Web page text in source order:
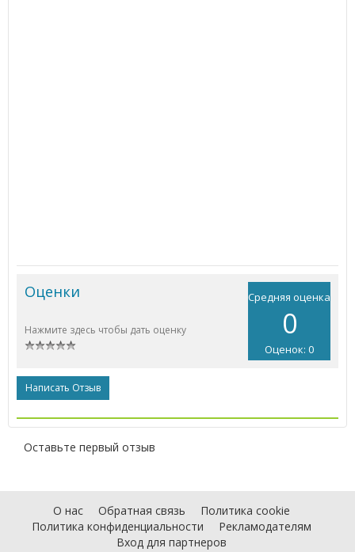
Средняя оценка
0
Оценок: 0
Оценки
Нажмите здесь чтобы дать оценку
Написать Отзыв
Оставьте первый отзыв
О нас Обратная связь
Политика cookie
Политика конфиденциальности
Рекламодателям
Вход для партнеров